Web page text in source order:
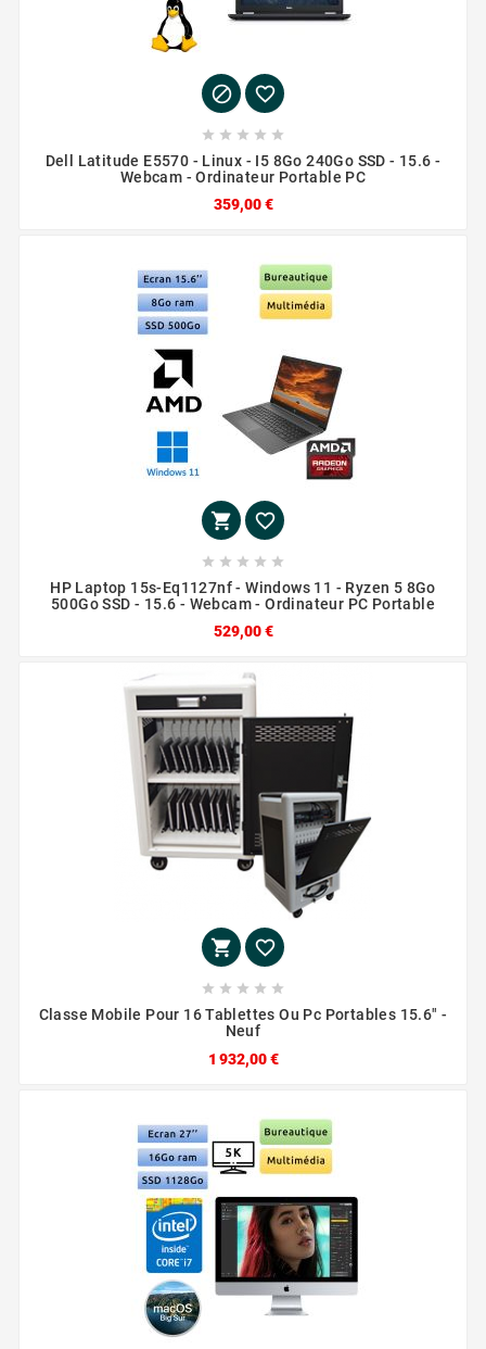
 
    
Dell Latitude E5570 - Linux - I5 8Go 240Go SSD - 15.6 -
Webcam - Ordinateur Portable PC
359,00 €
 
    
HP Laptop 15s-Eq1127nf - Windows 11 - Ryzen 5 8Go
500Go SSD - 15.6 - Webcam - Ordinateur PC Portable
529,00 €
 
    
Classe Mobile Pour 16 Tablettes Ou Pc Portables 15.6" -
Neuf
1 932,00 €